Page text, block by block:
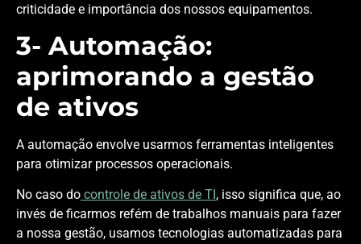
criticidade e importância dos nossos equipamentos.
3- Automação:
aprimorando a gestão
de ativos
A automação envolve usarmos ferramentas inteligentes
para otimizar processos operacionais.
No caso do controle de ativos de TI , isso significa que, ao
invés de ficarmos refém de trabalhos manuais para fazer
a nossa gestão, usamos tecnologias automatizadas para